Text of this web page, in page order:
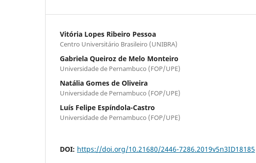
Vitória Lopes Ribeiro Pessoa
Centro Universitário Brasileiro (UNIBRA)
Gabriela Queiroz de Melo Monteiro
Universidade de Pernambuco (FOP/UPE)
Natália Gomes de Oliveira
Universidade de Pernambuco (FOP/UPE)
Luís Felipe Espíndola-Castro
Universidade de Pernambuco (FOP/UPE)
DOI: https://doi.org/10.21680/2446-7286.2019v5n3ID18185